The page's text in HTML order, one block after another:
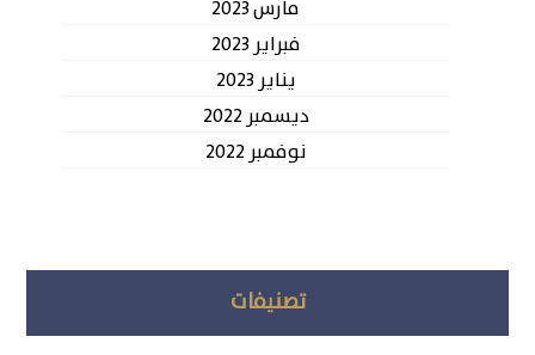
مارس 2023
فبراير 2023
يناير 2023
ديسمبر 2022
نوفمبر 2022
تصنيفات